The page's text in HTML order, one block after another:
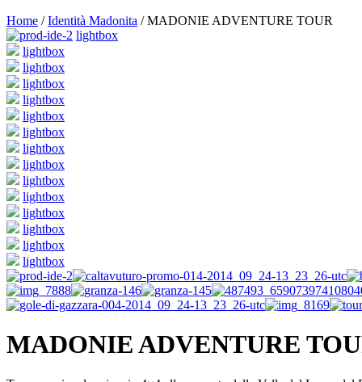
Home /Identità Madonita / MADONIE ADVENTURE TOUR
lightbox
lightbox
lightbox
lightbox
lightbox
lightbox
lightbox
lightbox
lightbox
lightbox
lightbox
lightbox
lightbox
lightbox
lightbox
MADONIE ADVENTURE